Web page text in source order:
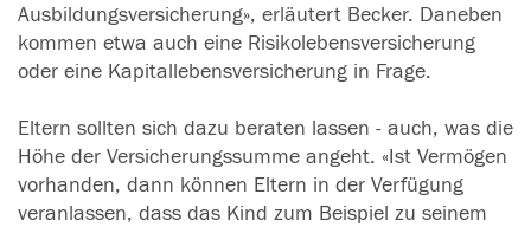
Ausbildungsversicherung», erläutert Becker. Daneben
kommen etwa auch eine Risikolebensversicherung
oder eine Kapitallebensversicherung in Frage.
Eltern sollten sich dazu beraten lassen - auch, was die
Höhe der Versicherungssumme angeht. «Ist Vermögen
vorhanden, dann können Eltern in der Verfügung
veranlassen, dass das Kind zum Beispiel zu seinem